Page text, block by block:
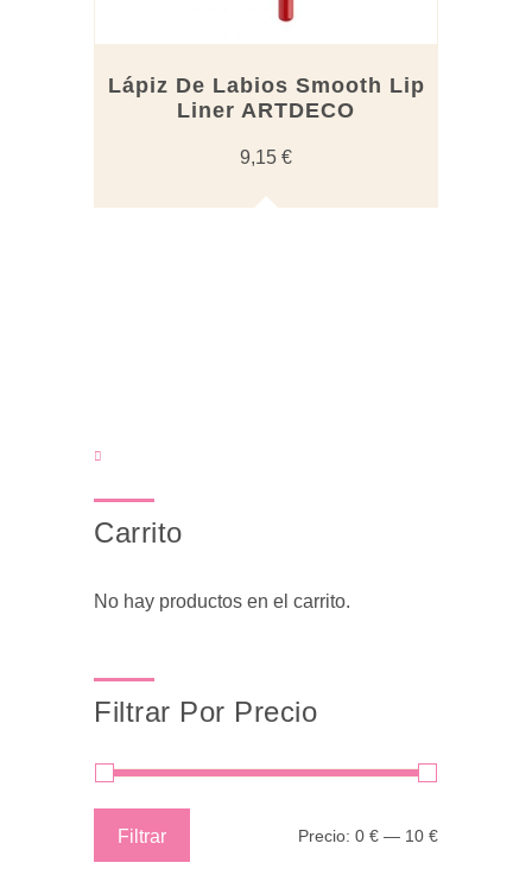
Lápiz De Labios Smooth Lip
Liner ARTDECO
9,15 €
Carrito
No hay productos en el carrito.
Filtrar Por Precio
Filtrar Precio: 0 € — 10 €